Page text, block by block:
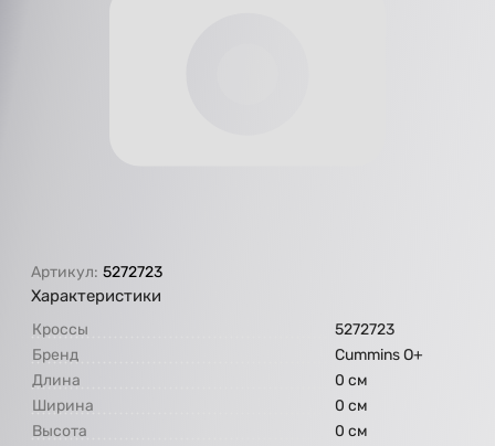
Артикул: 5272723
Характеристики
Кроссы
5272723
Бренд
Cummins O+
Длина
0 см
Ширина
0 см
Высота
0 см